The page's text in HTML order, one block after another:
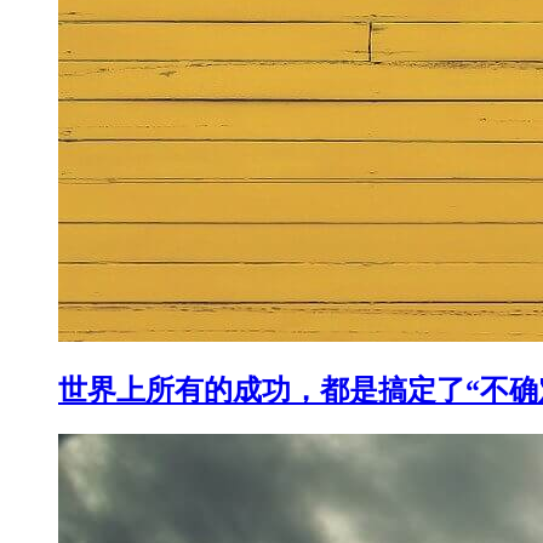
世界上所有的成功，都是搞定了“不